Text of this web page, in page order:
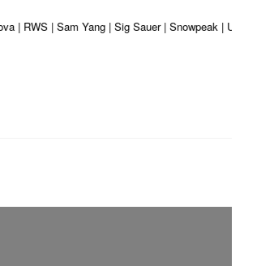
| Sam Yang | Sig Sauer | Snowpeak | Umarex |